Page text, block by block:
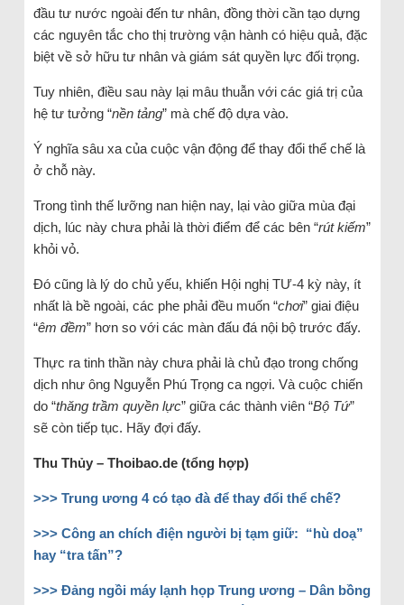
đầu tư nước ngoài đến tư nhân, đồng thời cần tạo dựng
các nguyên tắc cho thị trường vận hành có hiệu quả, đặc
biệt về sở hữu tư nhân và giám sát quyền lực đối trọng.
Tuy nhiên, điều sau này lại mâu thuẫn với các giá trị của
hệ tư tưởng “nền tảng” mà chế độ dựa vào.
Ý nghĩa sâu xa của cuộc vận động để thay đổi thể chế là
ở chỗ này.
Trong tình thế lưỡng nan hiện nay, lại vào giữa mùa đại
dịch, lúc này chưa phải là thời điểm để các bên “rút kiếm”
khỏi vỏ.
Đó cũng là lý do chủ yếu, khiến Hội nghị TƯ-4 kỳ này, ít
nhất là bề ngoài, các phe phải đều muốn “chơi” giai điệu
“êm đềm” hơn so với các màn đấu đá nội bộ trước đấy.
Thực ra tinh thần này chưa phải là chủ đạo trong chống
dịch như ông Nguyễn Phú Trọng ca ngợi. Và cuộc chiến
do “thăng trầm quyền lực” giữa các thành viên “Bộ Tứ”
sẽ còn tiếp tục. Hãy đợi đấy.
Thu Thủy – Thoibao.de (tổng hợp)
>>> Trung ương 4 có tạo đà để thay đổi thể chế?
>>> Công an chích điện người bị tạm giữ: “hù doạ”
hay “tra tấn”?
>>> Đảng ngồi máy lạnh họp Trung ương – Dân bồng